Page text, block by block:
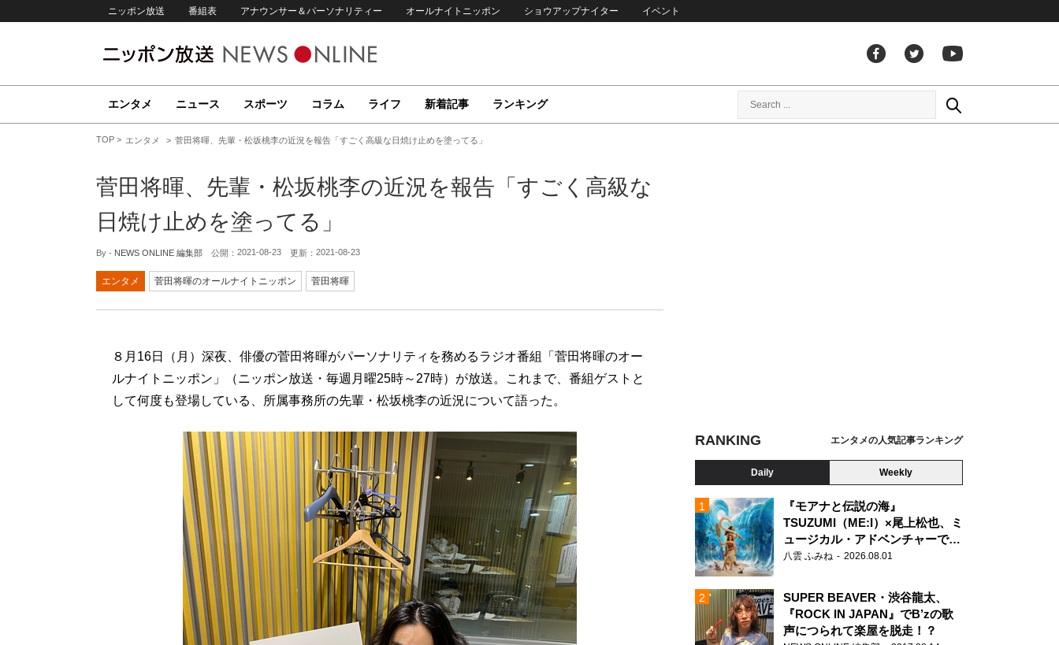
ニッポン放送 番組表 アナウンサー＆パーソナリティー オールナイトニッポン ショウアップナイター イベント
エンタメ ニュース スポーツ コラム ライフ 新着記事 ランキング
TOP エンタメ 菅田将暉、先輩・松坂桃李の近況を報告「すごく高級な日焼け止めを塗ってる」
菅田将暉、先輩・松坂桃李の近況を報告「すごく高級な
日焼け止めを塗ってる」
By - NEWS ONLINE 編集部 公開： 2021-08-23 更新： 2021-08-23
エンタメ 菅田将暉のオールナイトニッポン 菅田将暉
８月16日（月）深夜、俳優の菅田将暉がパーソナリティを務めるラジオ番組「菅田将暉のオー
ルナイトニッポン」（ニッポン放送・毎週月曜25時～27時）が放送。これまで、番組ゲストと
して何度も登場している、所属事務所の先輩・松坂桃李の近況について語った。
RANKING エンタメの人気記事ランキング
Daily Weekly
『モアナと伝説の海』
TSUZUMI（ME:I）×尾上松也、ミ
ュージカル・アドベンチャーで美
声を響かせる
八雲 ふみね 2026.08.01
SUPER BEAVER・渋谷龍太、
『ROCK IN JAPAN』でB’zの歌
声につられて楽屋を脱走！？